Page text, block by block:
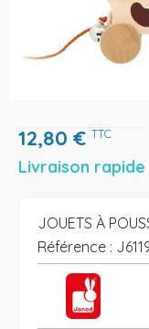
12,80 € TTC
Livraison rapide
JOUETS À
Référence :